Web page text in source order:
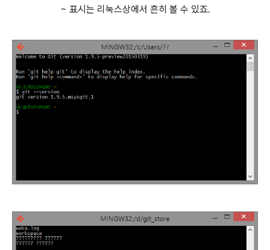
~ 표시는 리눅스상에서 흔히 볼 수 있죠.